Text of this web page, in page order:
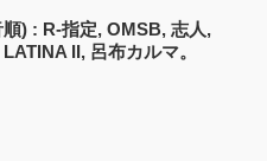
) : R-指定, OMSB, 志人,
II, 呂布カルマ。